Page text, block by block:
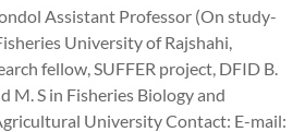
Assistant Professor (On study-
University of Rajshahi,
fellow, SUFFER project, DFID B.
M. S in Fisheries Biology and
University Contact: E-mail: